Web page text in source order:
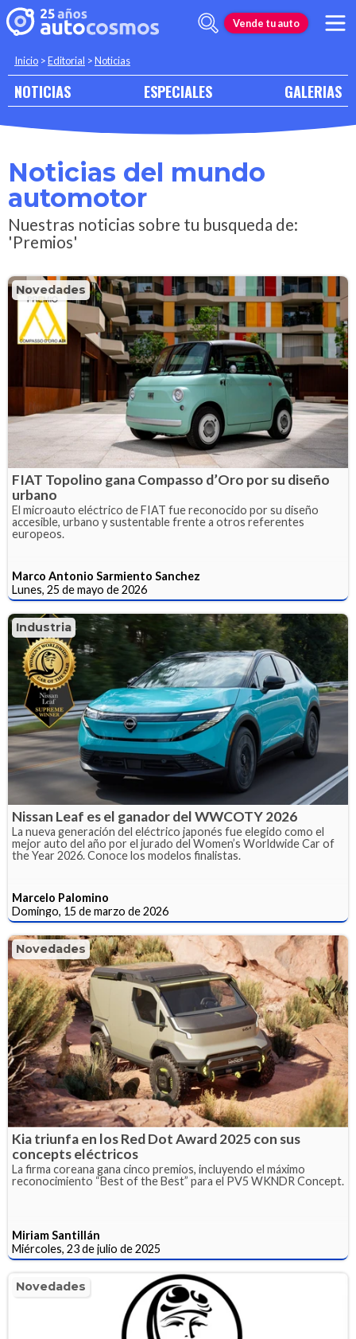
Vende tu auto
Inicio >Editorial >Noticias
NOTICIAS ESPECIALES GALERIAS
Noticias del mundo
automotor
Nuestras noticias sobre tu busqueda de:
'Premios'
Novedades
FIAT Topolino gana Compasso d’Oro por su diseño
urbano
El microauto eléctrico de FIAT fue reconocido por su diseño
accesible, urbano y sustentable frente a otros referentes
europeos.
Marco Antonio Sarmiento Sanchez
Lunes, 25 de mayo de 2026
Industria
Nissan Leaf es el ganador del WWCOTY 2026
La nueva generación del eléctrico japonés fue elegido como el
mejor auto del año por el jurado del Women’s Worldwide Car of
the Year 2026. Conoce los modelos finalistas.
Marcelo Palomino
Domingo, 15 de marzo de 2026
Novedades
Kia triunfa en los Red Dot Award 2025 con sus
concepts eléctricos
La firma coreana gana cinco premios, incluyendo el máximo
reconocimiento “Best of the Best” para el PV5 WKNDR Concept.
Miriam Santillán
Miércoles, 23 de julio de 2025
Novedades